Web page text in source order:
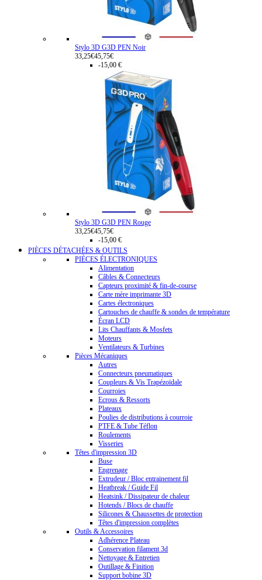
Stylo 3D G3D PEN Noir
33,25€45,75€
-15,00 €
Stylo 3D G3D PEN Rouge
33,25€45,75€
-15,00 €
PIÈCES DÉTACHÉES & OUTILS
PIÈCES ÉLECTRONIQUES
Alimentation
Câbles & Connecteurs
Capteurs proximité & fin-de-course
Carte mère imprimante 3D
Cartes électroniques
Cartouches de chauffe & sondes de température
Écran LCD
Lits Chauffants & Mosfets
Moteurs
Ventilateurs & Turbines
Pièces Mécaniques
Autres
Connecteurs pneumatiques
Coupleurs & Vis Trapézoïdale
Courroies
Ecrous & Ressorts
Plateaux
Poulies de distributions à courroie
PTFE & Tube Téflon
Roulements
Visseries
Têtes d'impression 3D
Buse
Engrenage
Extrudeur / Bloc entrainement fil
Heatbreak / Guide Fil
Heatsink / Dissipateur de chaleur
Hotends / Blocs de chauffe
Silicones & Chaussettes de protection
Têtes d'impression complètes
Outils & Accessoires
Adhérence Plateau
Conservation filament 3d
Nettoyage & Entretien
Outillage & Finition
Support bobine 3D